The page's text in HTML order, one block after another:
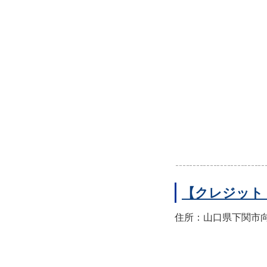
【クレジッ
住所：山口県下関市